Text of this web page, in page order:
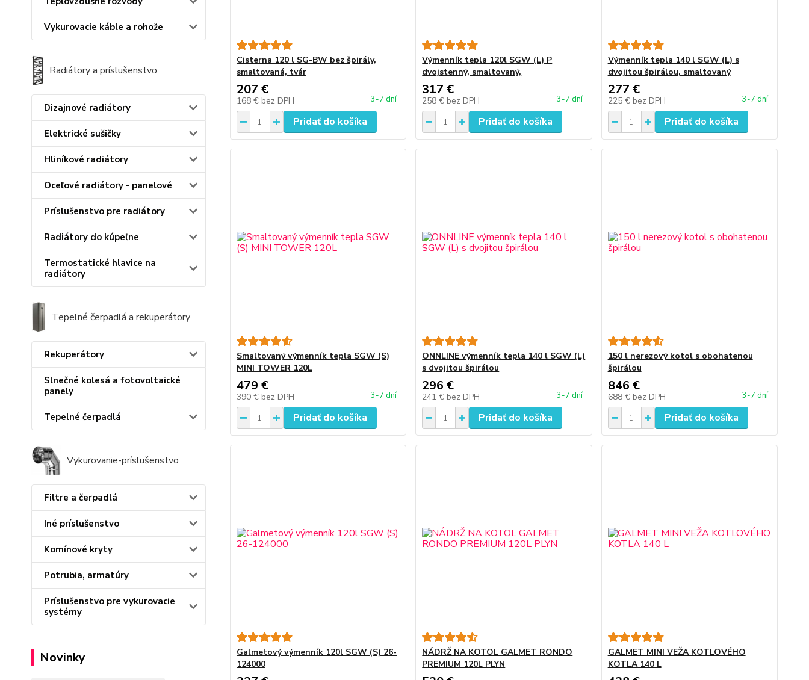
Vykurovacie káble a rohože
Radiátory a príslušenstvo
Dizajnové radiátory
Elektrické sušičky
Hliníkové radiátory
Oceľové radiátory - panelové
Príslušenstvo pre radiátory
Radiátory do kúpeľne
Termostatické hlavice na
radiátory
Tepelné čerpadlá a rekuperátory
Rekuperátory
Slnečné kolesá a fotovoltaické
panely
Tepelné čerpadlá
Vykurovanie-príslušenstvo
Filtre a čerpadlá
Iné príslušenstvo
Komínové kryty
Potrubia, armatúry
Príslušenstvo pre vykurovacie
systémy
Novinky
Cisterna 120 l SG-BW bez špirály,
smaltovaná, tvár
207 €
168 € bez DPH 3-7 dní
Pridať do košíka
Výmenník tepla 120l SGW (L) P
dvojstenný, smaltovaný,
317 €
258 € bez DPH 3-7 dní
Pridať do košíka
Výmenník tepla 140 l SGW (L) s
dvojitou špirálou, smaltovaný
277 €
225 € bez DPH 3-7 dní
Pridať do košíka
Smaltovaný výmenník tepla SGW (S)
MINI TOWER 120L
479 €
390 € bez DPH 3-7 dní
Pridať do košíka
ONNLINE výmenník tepla 140 l SGW (L)
s dvojitou špirálou
296 €
241 € bez DPH 3-7 dní
Pridať do košíka
150 l nerezový kotol s obohatenou
špirálou
846 €
688 € bez DPH 3-7 dní
Pridať do košíka
Galmetový výmenník 120l SGW (S) 26-
124000
NÁDRŽ NA KOTOL GALMET RONDO
PREMIUM 120L PLYN
GALMET MINI VEŽA KOTLOVÉHO
KOTLA 140 L